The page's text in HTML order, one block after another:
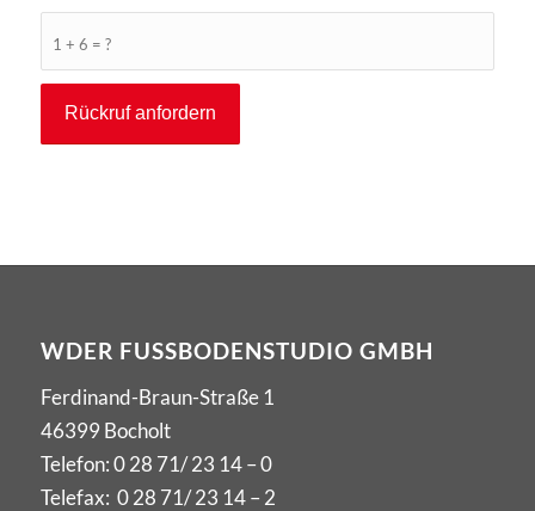
1 + 6 = ?
WDER FUSSBODENSTUDIO GMBH
Ferdinand-Braun-Straße 1
46399 Bocholt
Telefon:0 28 71/ 23 14 – 0
Telefax: 0 28 71/ 23 14 – 2